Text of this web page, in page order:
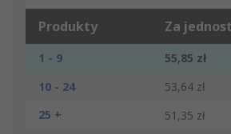
Produkty Za
1 - 9
55,85 zł
10 - 24
53,64 zł
25 +
51,35 zł